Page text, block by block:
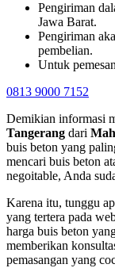
Pengiriman
Jawa Barat.
Pengiriman
pembelian.
Untuk
0813 9000 7152
Demikian informasi
Tangerang dari
buis beton yang
mencari buis beton
negoitable, Anda
Karena itu, tunggu
yang tertera pada
harga buis beton
memberikan
pemasangan yang